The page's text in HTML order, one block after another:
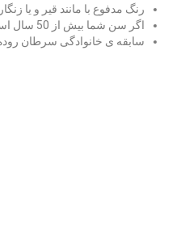
رنگ مدفوع با مانند قیر و یا
اگر سن شما بیش از 50 سال است.
سابقه ی خانوادگی سرطان روده